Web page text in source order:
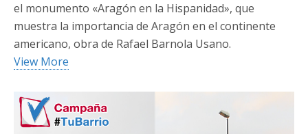
el monumento «Aragón en la Hispanidad», que
muestra la importancia de Aragón en el continente
americano, obra de Rafael Barnola Usano.
View More